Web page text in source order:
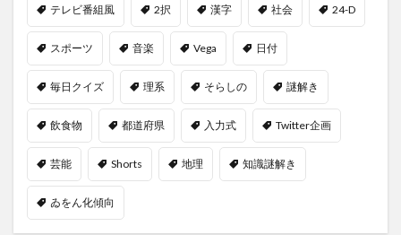
テレビ番組風 2択 漢字 社会 24-D
スポーツ 音楽 Vega 日付
毎日クイズ 理系 そらしの 謎解き
飲食物 都道府県 入力式 Twitter企画
芸能 Shorts 地理 知識謎解き
ゐをん化傾向